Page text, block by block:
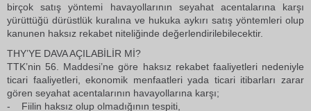
birçok satış yöntemi havayollarının seyahat acentalarına karşı
yürüttüğü dürüstlük kuralına ve hukuka aykırı satış yöntemleri olup
kanunen haksız rekabet niteliğinde değerlendirilebilecektir.
THY’YE DAVA AÇILABİLİR Mİ?
TTK’nin 56. Maddesi’ne göre haksız rekabet faaliyetleri nedeniyle
ticari faaliyetleri, ekonomik menfaatleri yada ticari itibarları zarar
gören seyahat acentalarının havayollarına karşı;
- Fiilin haksız olup olmadığının tespiti,